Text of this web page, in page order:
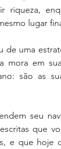
riqueza,
lugar
de uma
são as
seu
que
e que hoje